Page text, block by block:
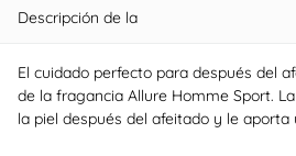
Descripción de la
El cuidado perfecto para después del
de la fragancia Allure Homme Sport.
la piel después del afeitado y le aporta